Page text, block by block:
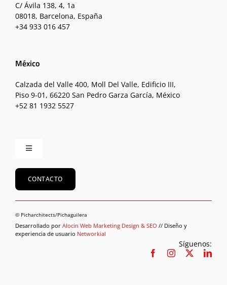
C/ Ávila 138, 4, 1a
08018, Barcelona, España
+34 933 016 457
México
Calzada del Valle 400, Moll Del Valle, Edificio III,
Piso 9-01, 66220 San Pedro Garza García, México
+52 81 1932 5527
Toggle
Inicio
CONTACTO
© Picharchitects/Pichaguilera
Desarrollado por Alocin Web Marketing Design & SEO // Diseño y
experiencia de usuario Networkial
Síguenos: